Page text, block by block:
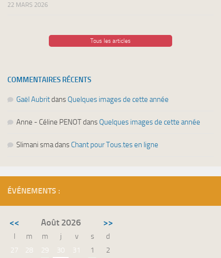
22 MARS 2026
Tous les articles
COMMENTAIRES RÉCENTS
Gaël Aubritdans Quelques images de cette année
Anne - Céline PENOTdans Quelques images de cette année
Slimani smadans Chant pour Tous.tes en ligne
ÉVÉNEMENTS :
<< Août 2026 >>
l m m j v s
d
27
28 29 30 31 1
2